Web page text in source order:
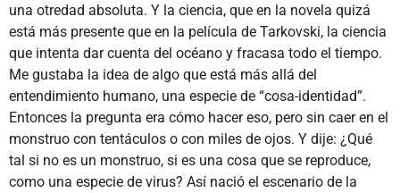
una otredad absoluta. Y la ciencia, que en la novela quizá
está más presente que en la película de Tarkovski, la ciencia
que intenta dar cuenta del océano y fracasa todo el tiempo.
Me gustaba la idea de algo que está más allá del
entendimiento humano, una especie de “cosa-identidad”.
Entonces la pregunta era cómo hacer eso, pero sin caer en el
monstruo con tentáculos o con miles de ojos. Y dije: ¿Qué
tal si no es un monstruo, si es una cosa que se reproduce,
como una especie de virus? Así nació el escenario de la